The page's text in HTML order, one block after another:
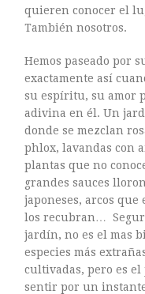
septiembre 2016
julio 2016
junio 2016
mayo 2016
abril 2016
marzo 2016
febrero 2016
enero 2016
diciembre 2015
noviembre 2015
octubre 2015
septiembre 2015
quieren conocer el
También nosotros.
Hemos paseado por
exactamente así
su espíritu, su amor
adivina en él. Un
donde se mezclan
phlox, lavandas con
plantas que no
grandes sauces
japoneses, arcos
los recubran…
jardín, no es el mas
especies más
cultivadas, pero es
sentir por un